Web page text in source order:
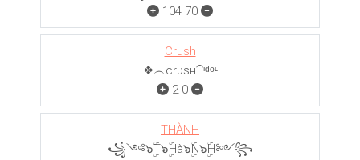
104 70
Crush
❖︵crυѕн⁀ᶦᵈᵒᶫ
2 0
THÀNH
꧁༺๖ۣۜT๖ۣۜHà๖ۣۜN๖ۣۜH༻꧂